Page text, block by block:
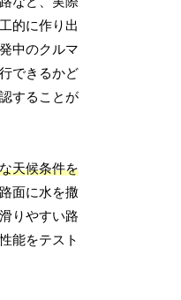
的に作り出
中のクルマ
できるかど
することが
天候条件を
面に水を撒
りやすい路
能をテスト